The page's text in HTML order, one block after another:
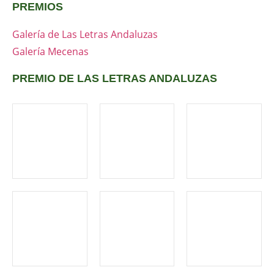
PREMIOS
Galería de Las Letras Andaluzas
Galería Mecenas
PREMIO DE LAS LETRAS ANDALUZAS